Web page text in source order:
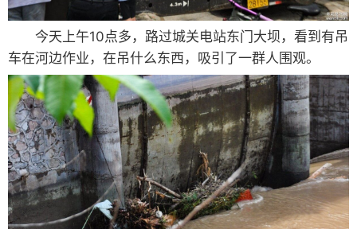
今天上午10点多，路过城关电站东门大坝，看到有吊
车在河边作业，在吊什么东西，吸引了一群人围观。